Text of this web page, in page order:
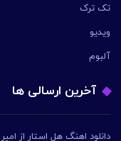
تک ترک
ویدیو
آلبوم
آخرین ارسالی ها
دانلود اهنگ هل استار از امیر